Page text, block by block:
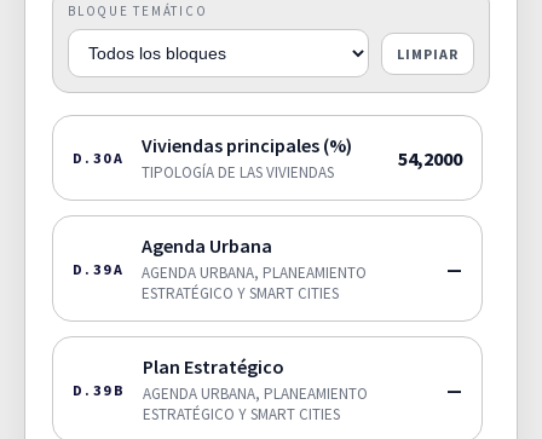
BLOQUE TEMÁTICO
LIMPIAR
D.30A
Viviendas principales (%)
TIPOLOGÍA DE LAS VIVIENDAS
54,2000
D.39A
Agenda Urbana
AGENDA URBANA, PLANEAMIENTO
ESTRATÉGICO Y SMART CITIES
—
D.39B
Plan Estratégico
AGENDA URBANA, PLANEAMIENTO
ESTRATÉGICO Y SMART CITIES
—